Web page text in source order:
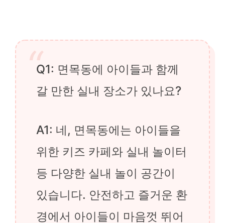
Q1: 면목동에 아이들과 함께
갈 만한 실내 장소가 있나요?
A1: 네, 면목동에는 아이들을
위한 키즈 카페와 실내 놀이터
등 다양한 실내 놀이 공간이
있습니다. 안전하고 즐거운 환
경에서 아이들이 마음껏 뛰어